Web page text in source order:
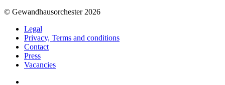
© Gewandhausorchester 2026
Legal
Privacy, Terms and conditions
Contact
Press
Vacancies